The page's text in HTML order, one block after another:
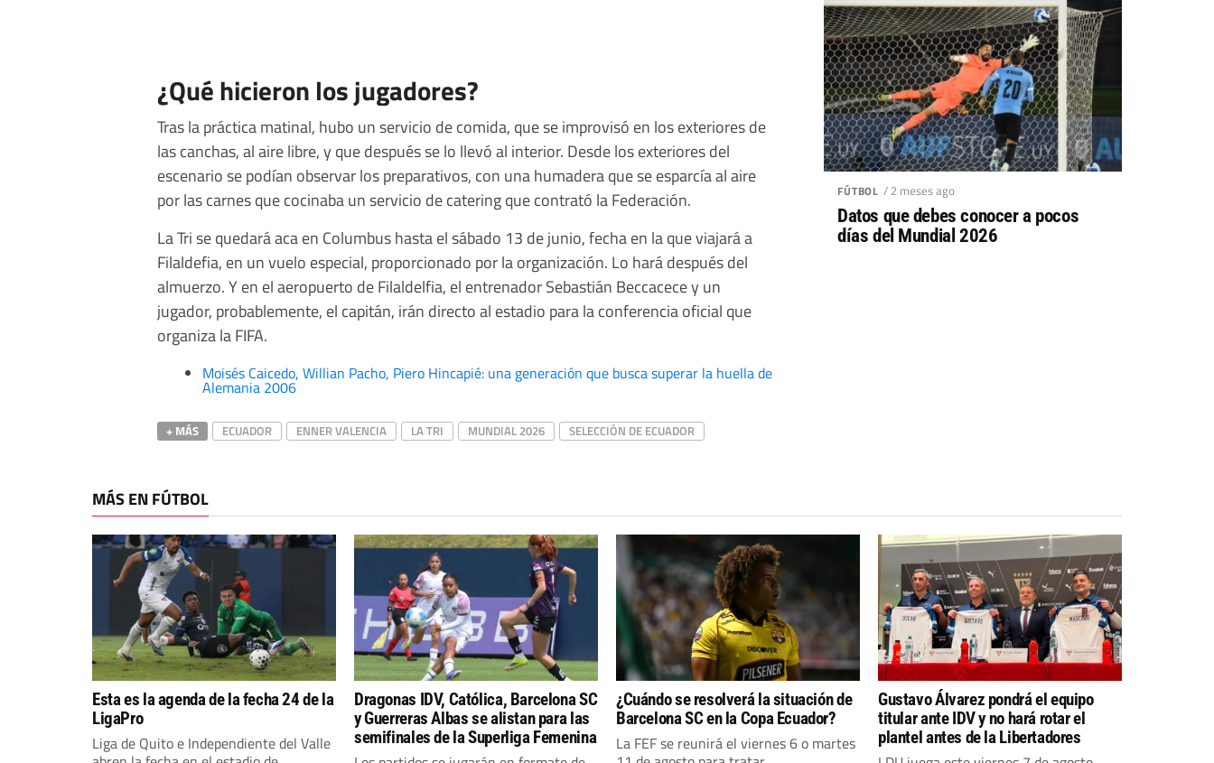
¿Qué hicieron los jugadores?
Tras la práctica matinal, hubo un servicio de comida, que se improvisó en los exteriores de
las canchas, al aire libre, y que después se lo llevó al interior. Desde los exteriores del
escenario se podían observar los preparativos, con una humadera que se esparcía al aire
por las carnes que cocinaba un servicio de catering que contrató la Federación.
La Tri se quedará aca en Columbus hasta el sábado 13 de junio, fecha en la que viajará a
Filaldefia, en un vuelo especial, proporcionado por la organización. Lo hará después del
almuerzo. Y en el aeropuerto de Filaldelfia, el entrenador Sebastián Beccacece y un
jugador, probablemente, el capitán, irán directo al estadio para la conferencia oficial que
organiza la FIFA.
Moisés Caicedo, Willian Pacho, Piero Hincapié: una generación que busca superar la huella de
Alemania 2006
+ MÁS ECUADOR ENNER VALENCIA LA TRI MUNDIAL 2026 SELECCIÓN DE ECUADOR
FÚTBOL / 2 meses ago
Datos que debes conocer a pocos
días del Mundial 2026
MÁS EN FÚTBOL
Esta es la agenda de la fecha 24 de la
LigaPro
Liga de Quito e Independiente del Valle
Dragonas IDV, Católica, Barcelona SC
y Guerreras Albas se alistan para las
semifinales de la Superliga Femenina
¿Cuándo se resolverá la situación de
Barcelona SC en la Copa Ecuador?
La FEF se reunirá el viernes 6 o martes
Gustavo Álvarez pondrá el equipo
titular ante IDV y no hará rotar el
plantel antes de la Libertadores